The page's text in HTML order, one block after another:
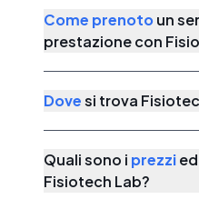
Come prenotoun
prestazione con
Dovesi trova
Quali sono i prezzied
Fisiotech Lab?